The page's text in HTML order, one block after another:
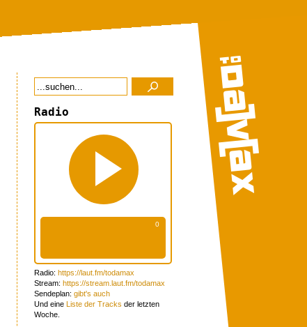
Radio
Radio: https://laut.fm/todamax
Stream: https://stream.laut.fm/todamax
Sendeplan: gibt's auch
Und eine Liste der Tracks der letzten
Woche.